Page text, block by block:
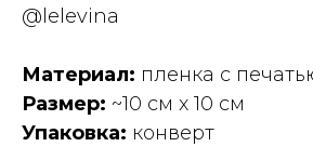
@lelevina
Материал: пленка с
Размер: ~10 см x 10 см
Упаковка: конверт